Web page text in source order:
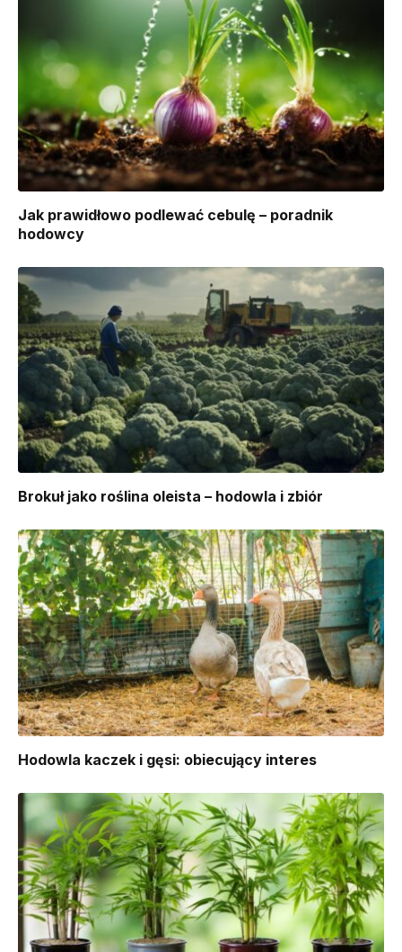
Jak prawidłowo podlewać cebulę – poradnik
hodowcy
Brokuł jako roślina oleista – hodowla i zbiór
Hodowla kaczek i gęsi: obiecujący interes